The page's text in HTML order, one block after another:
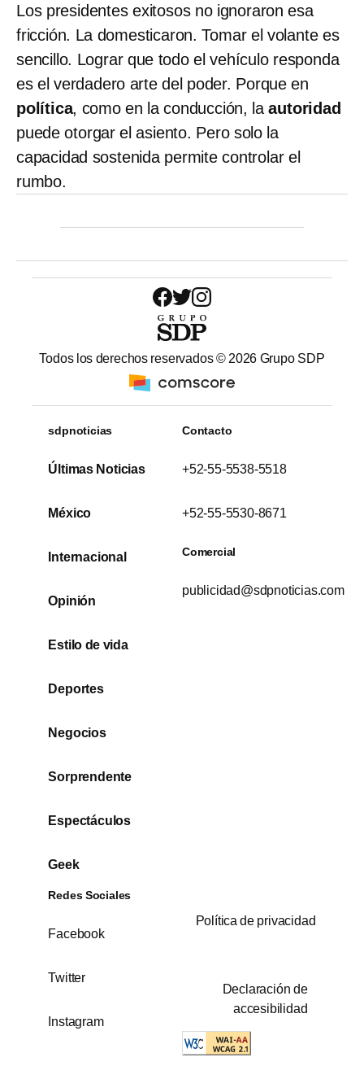
Los presidentes exitosos no ignoraron esa
fricción. La domesticaron. Tomar el volante es
sencillo. Lograr que todo el vehículo responda
es el verdadero arte del poder. Porque en
política, como en la conducción, laautoridad
puede otorgar el asiento. Pero solo la
capacidad sostenida permite controlar el
rumbo.
Todos los derechos reservados © 2026 Grupo SDP
sdpnoticias
Últimas Noticias
México
Internacional
Opinión
Estilo de vida
Deportes
Negocios
Sorprendente
Espectáculos
Geek
Contacto
+52-55-5538-5518
+52-55-5530-8671
Comercial
publicidad@sdpnoticias.com
Redes Sociales
Facebook
Twitter
Instagram
Política de privacidad
Declaración de
accesibilidad